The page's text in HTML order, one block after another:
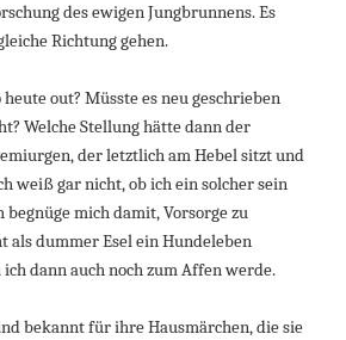
des ewigen Jungbrunnens. Es
Richtung gehen.
out? Müsste es neu geschrieben
Welche Stellung hätte dann der
der letztlich am Hebel sitzt und
weiß gar nicht, ob ich ein solcher sein
mich damit, Vorsorge zu
als dummer Esel ein Hundeleben
dann auch noch zum Affen werde.
bekannt für ihre Hausmärchen, die sie